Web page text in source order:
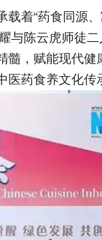
着“药食同源
与陈云虎师徒
，赋能现代
药食养文化传